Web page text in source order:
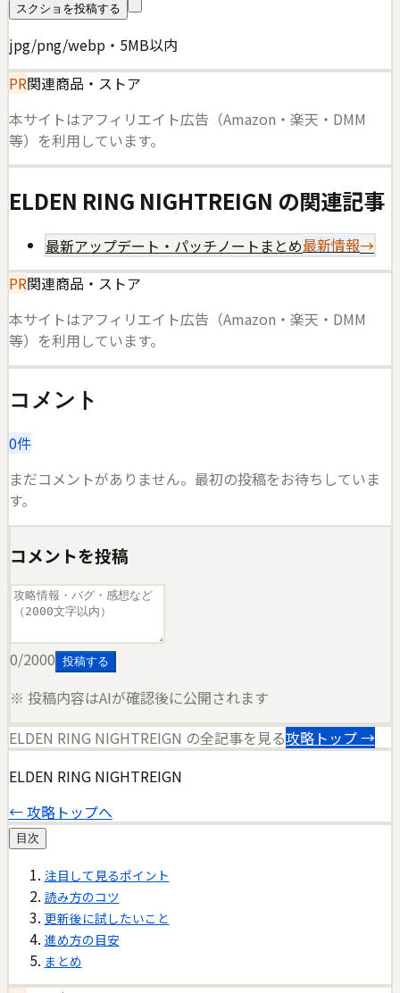
スクショを投稿する
jpg/png/webp・5MB以内
PR関連商品・ストア
本サイトはアフィリエイト広告（Amazon・楽天・DMM
等）を利用しています。
ELDEN RING NIGHTREIGN の関連記事
最新アップデート・パッチノートまとめ最新情報→
PR関連商品・ストア
本サイトはアフィリエイト広告（Amazon・楽天・DMM
等）を利用しています。
コメント
0件
まだコメントがありません。最初の投稿をお待ちしていま
す。
コメントを投稿
0/2000 投稿する
※ 投稿内容はAIが確認後に公開されます
ELDEN RING NIGHTREIGN の全記事を見る攻略トップ →
ELDEN RING NIGHTREIGN
← 攻略トップへ
目次
注目して見るポイント
読み方のコツ
更新後に試したいこと
進め方の目安
まとめ